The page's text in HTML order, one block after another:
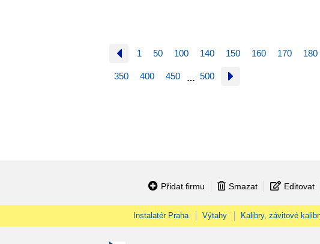
1 50 100 140 150 160 170 180
350 400 450 … 500
Přidat firmu Smazat Editovat
Instalatér Praha Výtahy Kalibry, závitové